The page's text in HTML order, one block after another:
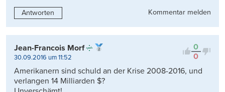
Antworten Kommentar melden
0
0
Jean-Francois Morf
30.09.2016 um 11:52
Amerikanern sind schuld an der Krise 2008-2016, und
verlangen 14 Milliarden $?